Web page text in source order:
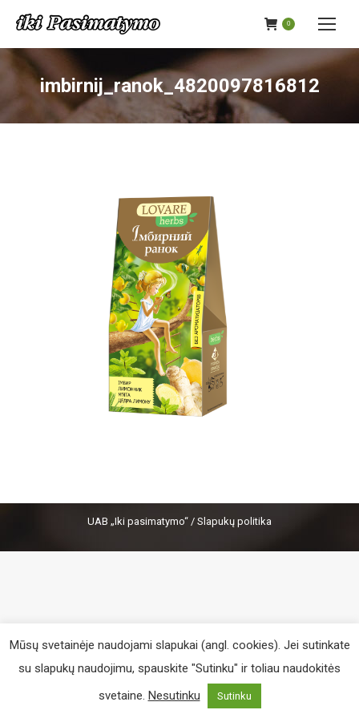
0
imbirnij_ranok_4820097816812
UAB „Iki pasimatymo“ / Slapukų politika
Mūsų svetainėje naudojami slapukai (angl. cookies). Jei sutinkate
su slapukų naudojimu, spauskite "Sutinku" ir toliau naudokitės
svetaine. Nesutinku Sutinku